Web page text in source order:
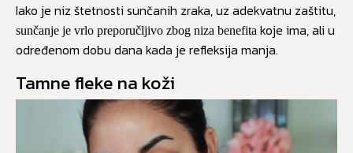
Iako je niz štetnosti sunčanih zraka, uz adekvatnu zaštitu,
sunčanje je vrlo preporučljivo zbog niza benefita koje ima, ali u
određenom dobu dana kada je refleksija manja.
Tamne fleke na koži